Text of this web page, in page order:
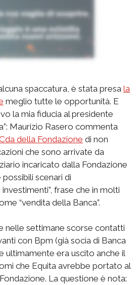
spaccatura, è stata presa la
meglio tutte le opportunità. E
la mia fiducia al presidente
Maurizio Rasero commenta
della Fondazione di non
che sono arrivate da
incaricato dalla Fondazione
possibili scenari di
frase che in molti
“vendita della Banca”.
nelle settimane scorse contatti
con Bpm (già socia di Banca
ultimamente era uscito anche il
che Equita avrebbe portato al
La questione è nota: